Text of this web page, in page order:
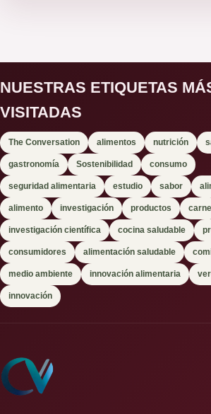
NUESTRAS ETIQUETAS
VISITADAS
The Conversation alimentos nutrición
gastronomía Sostenibilidad consumo
seguridad alimentaria estudio sabor
alimento investigación productos carne
investigación científica cocina saludable
consumidores alimentación saludable
medio ambiente innovación alimentaria
innovación